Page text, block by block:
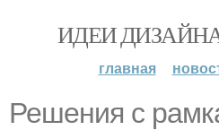
ИДЕИ
главная
Решения с